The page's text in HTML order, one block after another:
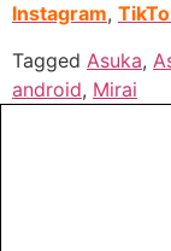
Instagram,
Tagged Asuka,
android, Mirai